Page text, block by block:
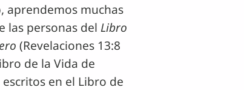
aprendemos muchas
las personas del Libro
(Revelaciones 13:8
de la Vida de
en el Libro de